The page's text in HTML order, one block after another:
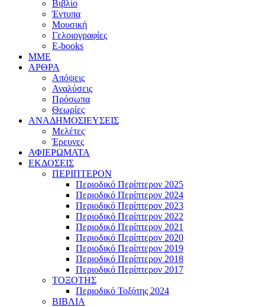
Βιβλίο
Έντυπα
Μουσική
Γελοιογραφίες
E-books
MME
ΑΡΘΡΑ
Απόψεις
Αναλύσεις
Πρόσωπα
Θεωρίες
ΑΝΑΔΗΜΟΣΙΕΥΣΕΙΣ
Μελέτες
Έρευνες
ΑΦΙΕΡΩΜΑΤΑ
ΕΚΔΟΣΕΙΣ
ΠΕΡΙΠΤΕΡΟΝ
Περιοδικό Περίπτερον 2025
Περιοδικό Περίπτερον 2024
Περιοδικό Περίπτερον 2023
Περιοδικό Περίπτερον 2022
Περιοδικό Περίπτερον 2021
Περιοδικό Περίπτερον 2020
Περιοδικό Περίπτερον 2019
Περιοδικό Περίπτερον 2018
Περιοδικό Περίπτερον 2017
ΤΟΞΟΤΗΣ
Περιοδικό Τοξότης 2024
ΒΙΒΛΙΑ